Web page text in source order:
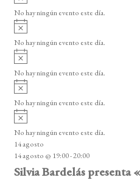
o
v
i
o
No hay ningún evento este día.
A
v
i
o
No hay ningún evento este día.
A
v
i
o
No hay ningún evento este día.
A
v
i
o
No hay ningún evento este día.
A
v
i
s
o
No hay ningún evento este día.
14 agosto
14 agosto @ 19:00-20:00
Silvia Bardelás presenta